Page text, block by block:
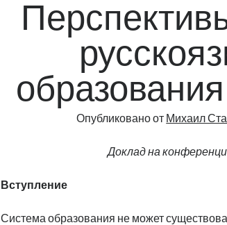
Опубликовано от Михаил
Доклад на
Вступление
Система образования не может